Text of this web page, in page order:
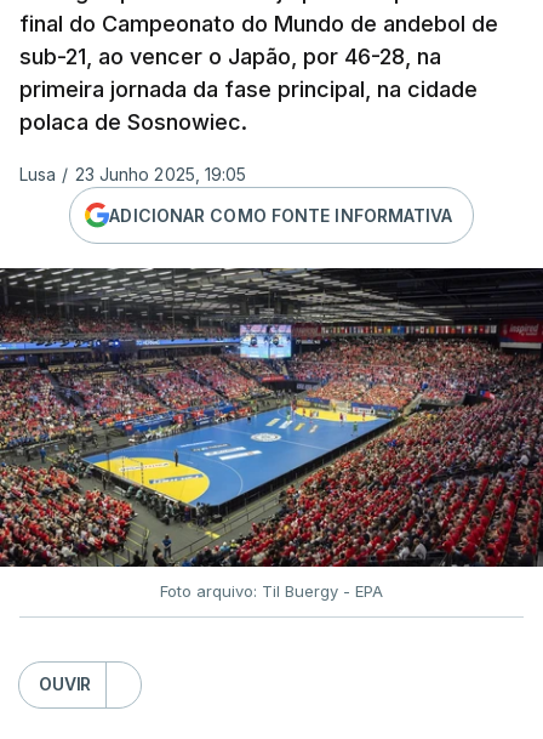
final do Campeonato do Mundo de andebol de
sub-21, ao vencer o Japão, por 46-28, na
primeira jornada da fase principal, na cidade
polaca de Sosnowiec.
Lusa / 23 Junho 2025, 19:05
ADICIONAR COMO FONTE INFORMATIVA
Foto arquivo: Til Buergy - EPA
OUVIR